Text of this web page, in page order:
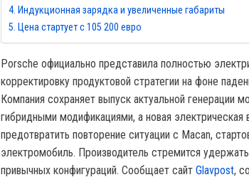
Индукционная зарядка и увеличенные габариты
Цена стартует с 105 200 евро
Porsche официально представила полностью
корректировку продуктовой стратегии на фоне
Компания сохраняет выпуск актуальной генерации
гибридными модификациями, а новая
предотвратить повторение ситуации с Macan,
электромобиль. Производитель стремится
привычных конфигураций. Сообщает сайт Glavpost,